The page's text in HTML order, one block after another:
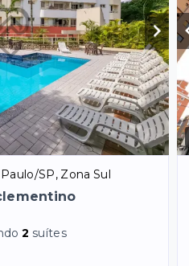
SP, Zona Sul
2 suítes